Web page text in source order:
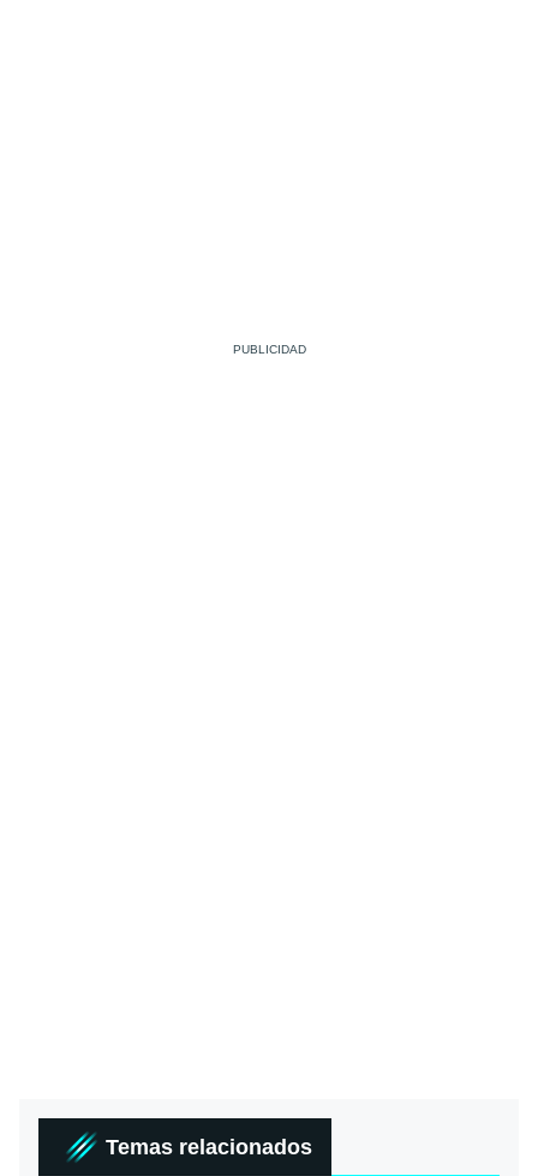
Temas relacionados